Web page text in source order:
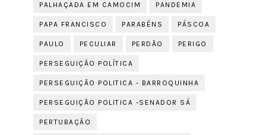
PALHAÇADA EM CAMOCIM PANDEMIA
PAPA FRANCISCO PARABÉNS PÁSCOA
PAULO PECULIAR PERDÃO PERIGO
PERSEGUIÇÃO POLÍTICA
PERSEGUIÇÃO POLITICA - BARROQUINHA
PERSEGUIÇÃO POLITICA -SENADOR SÁ
PERTUBAÇÃO